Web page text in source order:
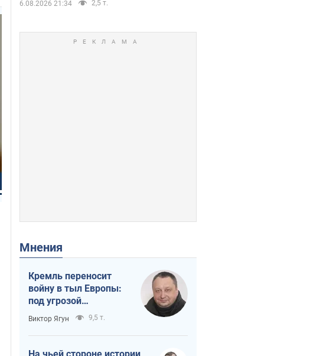
6.08.2026 21:34 2,5 т.
Мнения
Кремль переносит
войну в тыл Европы:
под угрозой
критическая
логистика
Виктор Ягун 9,5 т.